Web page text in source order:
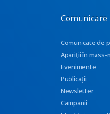
Comunicare
Comunicate de
Apariţii în mass-
Evenimente
Publicații
Newsletter
Campanii